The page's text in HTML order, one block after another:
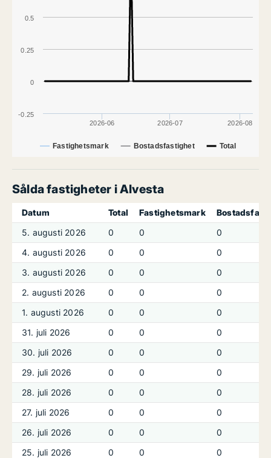
Fastighetsmark Bostadsfastighet Total
2026-06 2026-07 2026-08
0
-0.25
0.25
0.5
Sålda fastigheter i Alvesta
Datum Total Fastighetsmark
5. augusti 2026
0 0
0
4. augusti 2026
0 0
0
3. augusti 2026
0 0
0
2. augusti 2026
0 0
0
1. augusti 2026
0 0
0
31. juli 2026
0 0
0
30. juli 2026
0 0
0
29. juli 2026
0 0
0
28. juli 2026
0 0
0
27. juli 2026
0 0
0
26. juli 2026
0 0
0
25. juli 2026
0 0
0